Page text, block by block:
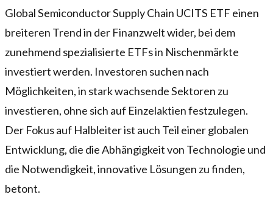
Global Semiconductor Supply Chain UCITS ETF einen
breiteren Trend in der Finanzwelt wider, bei dem
zunehmend spezialisierte ETFs in Nischenmärkte
investiert werden. Investoren suchen nach
Möglichkeiten, in stark wachsende Sektoren zu
investieren, ohne sich auf Einzelaktien festzulegen.
Der Fokus auf Halbleiter ist auch Teil einer globalen
Entwicklung, die die Abhängigkeit von Technologie und
die Notwendigkeit, innovative Lösungen zu finden,
betont.